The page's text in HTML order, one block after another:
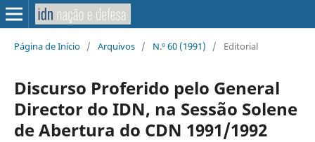
Página de Início / Arquivos / N.º 60 (1991) / Editorial
Discurso Proferido pelo General
Director do IDN, na Sessão Solene
de Abertura do CDN 1991/1992